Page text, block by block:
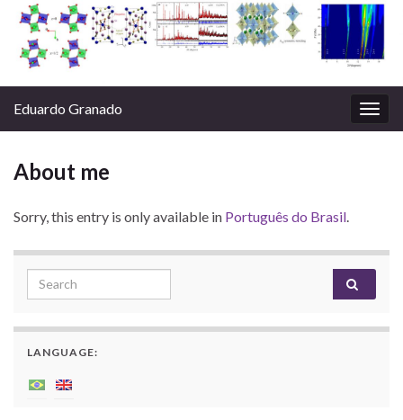
Eduardo Granado
About me
Sorry, this entry is only available in Português do Brasil
Search for:
LANGUAGE: